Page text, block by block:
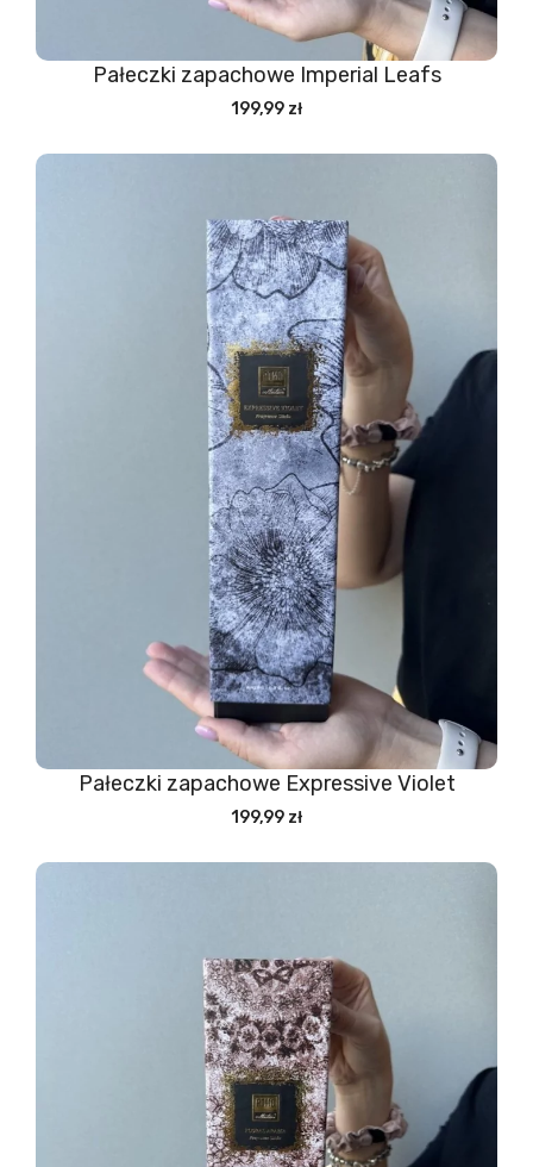
Pałeczki zapachowe Imperial Leafs
199,99 zł
Pałeczki zapachowe Expressive Violet
199,99 zł